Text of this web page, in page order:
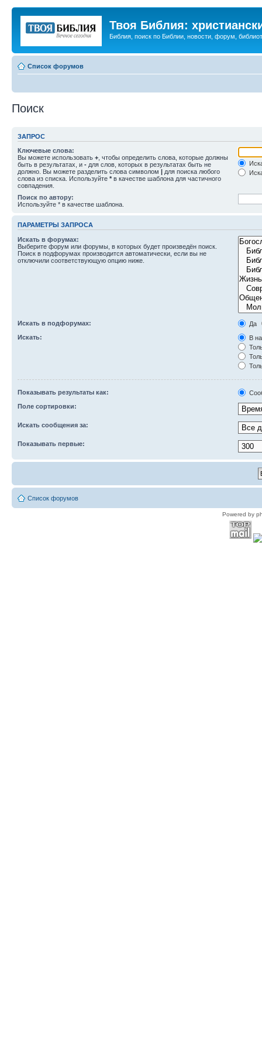
Твоя Библия:
Библия, поиск по Библии, новости, форум,
Список форумов
Поиск
ЗАПРОС
Ключевые слова:
Вы можете использовать + , чтобы определить слова, которые должны
быть в результатах, и - для слов, которых в результатах быть не
должно. Вы можете разделить слова символом | для поиска любого
слова из списка. Используйте * в качестве шаблона для частичного
совпадения.
Поиск по автору:
Используйте * в качестве шаблона.
ПАРАМЕТРЫ ЗАПРОСА
Искать в форумах:
Выберите форум или форумы, в которых будет произведён поиск.
Поиск в подфорумах производится автоматически, если вы не
отключили соответствующую опцию ниже.
Искать в подфорумах:
Да
Искать:
В
Показывать результаты как:
Поле сортировки:
Искать сообщения за:
Показывать первые:
Список форумов
Powered by